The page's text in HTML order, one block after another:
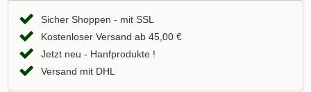
Sicher Shoppen - mit SSL
Kostenloser Versand ab 45,00 €
Jetzt neu - Hanfprodukte !
Versand mit DHL